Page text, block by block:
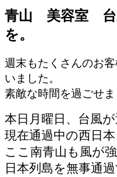
青山 美容室 台
を。
週末もたくさんのお
いました。
素敵な時間を過ごせ
本日月曜日、台風
現在通過中の西日本
ここ南青山も風が
日本列島を無事通